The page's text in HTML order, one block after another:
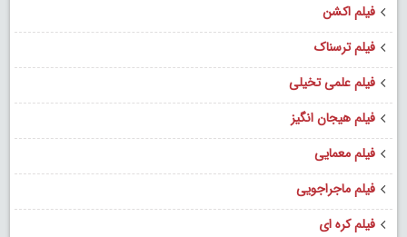
فیلم اکشن
فیلم ترسناک
فیلم علمی تخیلی
فیلم هیجان انگیز
فیلم معمایی
فیلم ماجراجویی
فیلم کره ای